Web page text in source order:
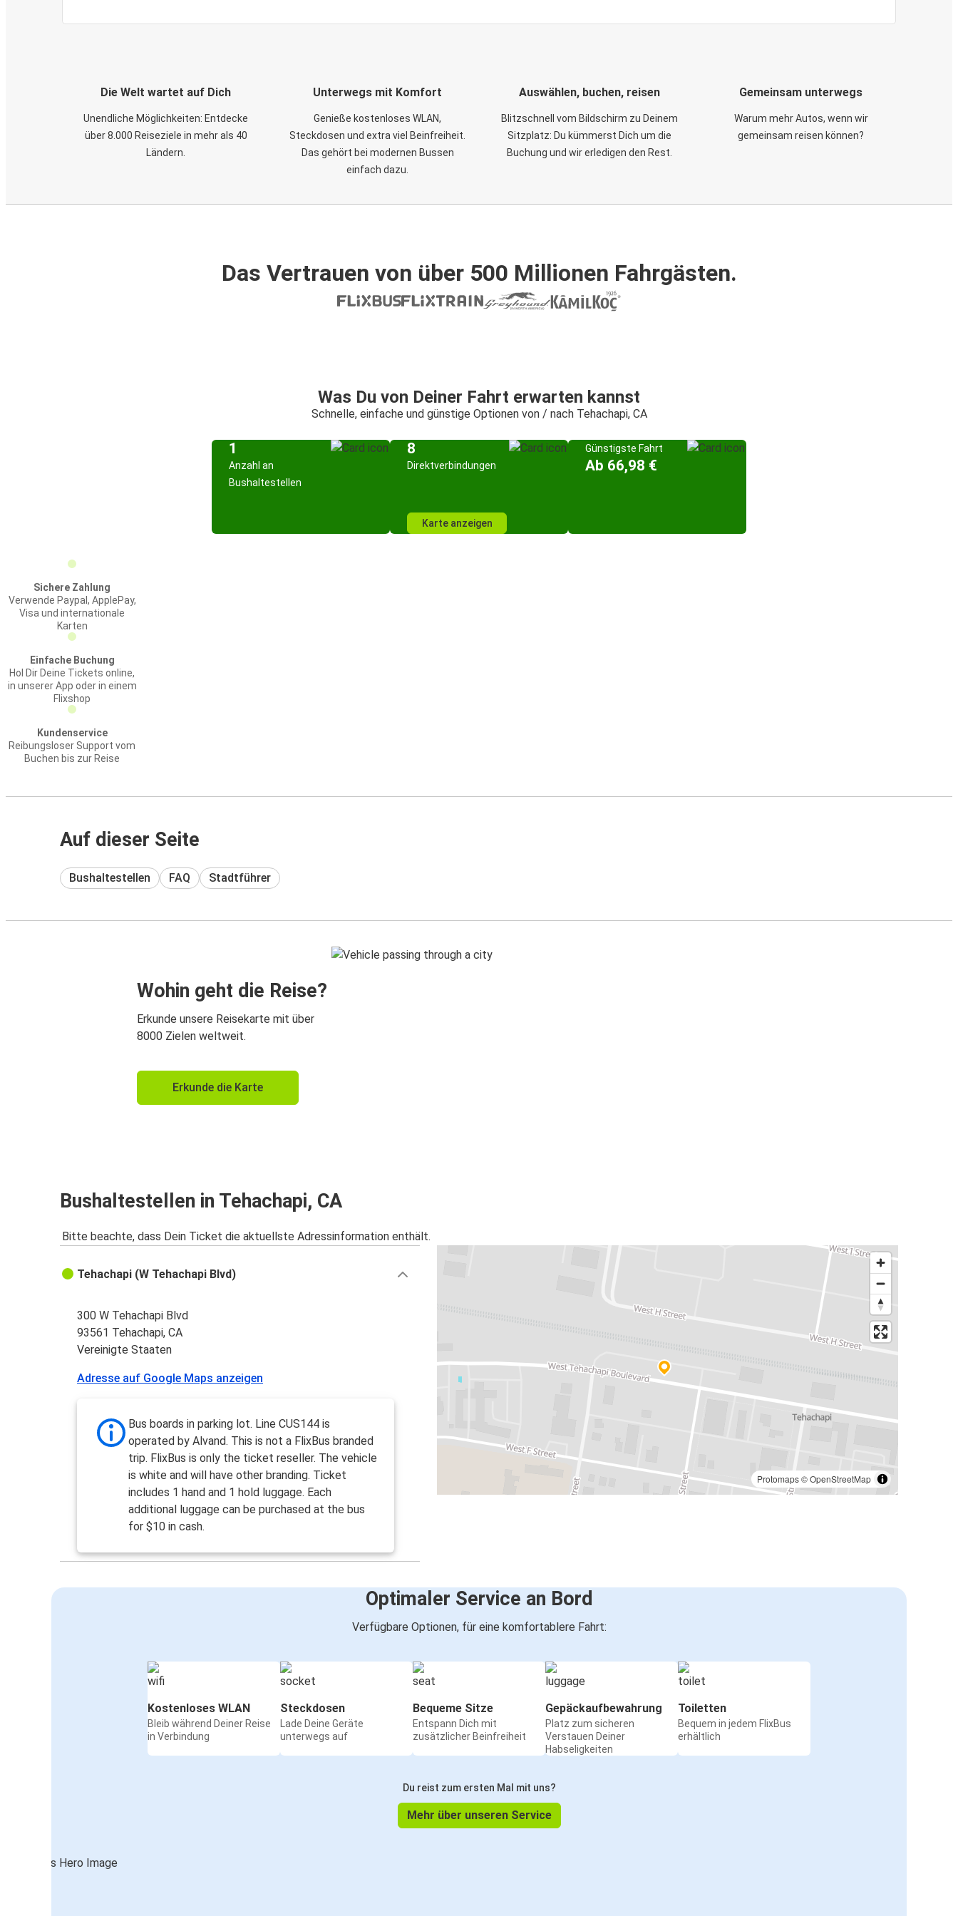
Die Welt wartet auf Dich
Unendliche Möglichkeiten: Entdecke
über 8.000 Reiseziele in mehr als 40
Ländern.
Unterwegs mit Komfort
Genieße kostenloses WLAN,
Steckdosen und extra viel Beinfreiheit.
Das gehört bei modernen Bussen
einfach dazu.
Auswählen, buchen, reisen
Blitzschnell vom Bildschirm zu Deinem
Sitzplatz: Du kümmerst Dich um die
Buchung und wir erledigen den Rest.
Gemeinsam unterwegs
Warum mehr Autos, wenn wir
gemeinsam reisen können?
Das Vertrauen von über 500 Millionen Fahrgästen.
Was Du von Deiner Fahrt erwarten kannst
Schnelle, einfache und günstige Optionen von / nach Tehachapi, CA
1
Anzahl an
Bushaltestellen
8
Direktverbindungen
Karte anzeigen
Günstigste Fahrt
Ab 66,98 €
Sichere Zahlung
Verwende Paypal, ApplePay,
Visa und internationale
Karten
Einfache Buchung
Hol Dir Deine Tickets online,
in unserer App oder in einem
Flixshop
Kundenservice
Reibungsloser Support vom
Buchen bis zur Reise
Auf dieser Seite
Bushaltestellen FAQ Stadtführer
Wohin geht die Reise?
Erkunde unsere Reisekarte mit über
8000 Zielen weltweit.
Erkunde die Karte
Bushaltestellen in Tehachapi, CA
Bitte beachte, dass Dein Ticket die aktuellste Adressinformation enthält.
Protomaps©OpenStreetMap
Tehachapi (W Tehachapi Blvd)
300 W Tehachapi Blvd
93561 Tehachapi, CA
Vereinigte Staaten
Adresse auf Google Maps anzeigen
Bus boards in parking lot. Line CUS144 is
operated by Alvand. This is not a FlixBus branded
trip. FlixBus is only the ticket reseller. The vehicle
is white and will have other branding. Ticket
includes 1 hand and 1 hold luggage. Each
additional luggage can be purchased at the bus
for $10 in cash.
Optimaler Service an Bord
Verfügbare Optionen, für eine komfortablere Fahrt:
Kostenloses WLAN
Bleib während Deiner Reise
in Verbindung
Steckdosen
Lade Deine Geräte
unterwegs auf
Bequeme Sitze
Entspann Dich mit
zusätzlicher Beinfreiheit
Gepäckaufbewahrung
Platz zum sicheren
Verstauen Deiner
Habseligkeiten
Toiletten
Bequem in jedem FlixBus
erhältlich
Du reist zum ersten Mal mit uns?
Mehr über unseren Service